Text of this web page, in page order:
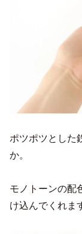
ポツポツとした
か。
モノトーンの配
け込んでくれま